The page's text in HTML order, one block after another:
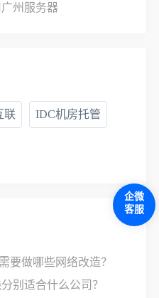
州服务器
联 IDC机房托管
要做哪些网络改造？
别适合什么公司？
企微
客服